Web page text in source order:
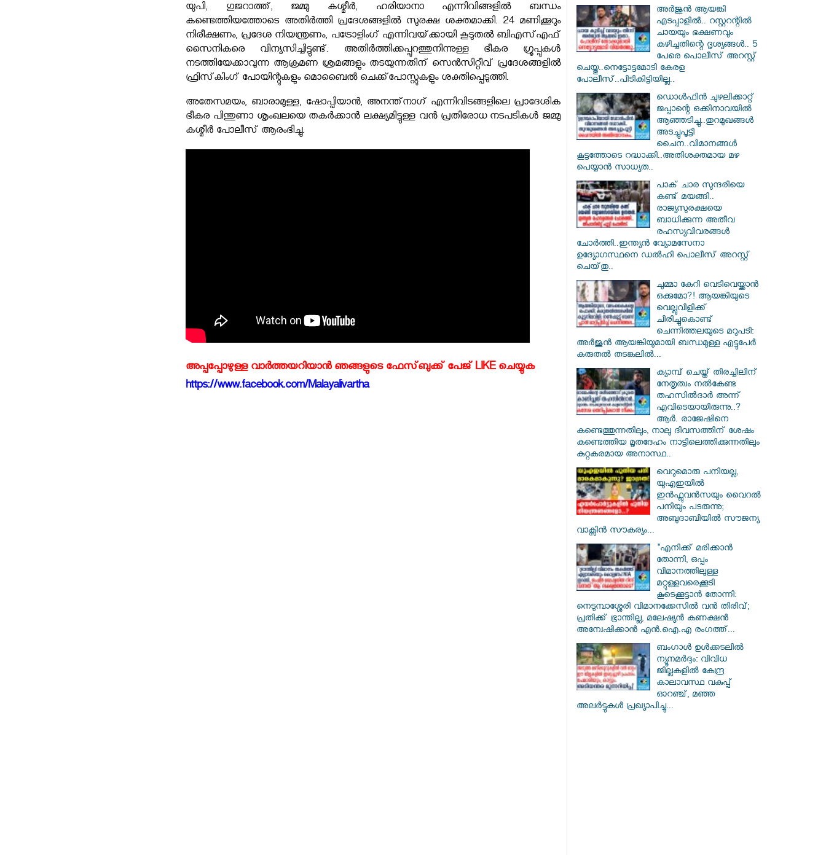
യുപി, ഗുജറാത്ത്, ജമ്മു കശ്മീർ, ഹരിയാനാ എന്നിവിങ്ങളിൽ ബന്ധം
കണ്ടെത്തിയത്തോടെ അതിർത്തി പ്രദേശങ്ങളിൽ സുരക്ഷ ശക്തമാക്കി. 24 മണിക്കൂറും
നിരീക്ഷണം, പ്രദേശ നിയന്ത്രണം, പട്രോളിംഗ് എന്നിവയ്‌ക്കായി കൂടുതൽ ബിഎസ്എഫ്
സൈനികരെ വിന്യസിച്ചിട്ടുണ്ട്. അതിർത്തിക്കപ്പുറത്തുനിന്നുള്ള ഭീകര ഗ്രൂപ്പുകൾ
നടത്തിയേക്കാവുന്ന ആക്രമണ ശ്രമങ്ങളും തടയുന്നതിന് സെൻസിറ്റീവ് പ്രദേശങ്ങളിൽ
ഫ്രിസ്‌കിംഗ് പോയിന്റുകളും മൊബൈൽ ചെക്ക്പോസ്റ്റുകളും ശക്തിപ്പെടുത്തി.
അതേസമയം, ബാരാമുള്ള, ഷോപ്പിയാൻ, അനന്ത്നാഗ് എന്നിവിടങ്ങളിലെ പ്രാദേശിക
ഭീകര പിന്തുണാ ശൃംഖലയെ തകർക്കാൻ ലക്ഷ്യമിട്ടുള്ള വൻ പ്രതിരോധ നടപടികൾ ജമ്മു
കശ്മീർ പോലീസ് ആരംഭിച്ചു.
അപ്പപ്പോഴുള്ള വാര്‍ത്തയറിയാന്‍ ഞങ്ങളുടെ ഫേസ്‌ബുക്ക്‌ പേജ് LIKE ചെയ്യുക
https://www.facebook.com/Malayalivartha
അർജുൻ ആയങ്കി
എടപ്പാളിൽ.. റസ്റ്ററന്റിൽ
ചായയും ഭക്ഷണവും
കഴിച്ചതിന്റെ ദൃശ്യങ്ങൾ.. 5
പേരെ പൊലീസ് അറസ്റ്റ്
ചെയ്തു..നെട്ടോട്ടമോടി കേരള
പോലീസ്..പിടികിട്ടിയില്ല..
ഡൊൾഫിൻ ചുഴലിക്കാറ്റ്
ജപ്പാന്റെ ഒക്കിനാവയിൽ
ആഞ്ഞടിച്ചു..തുറമുഖങ്ങൾ
അടച്ചുപൂട്ടി
ചൈന..വിമാനങ്ങൾ
കൂട്ടത്തോടെ റദ്ധാക്കി..അതിശക്തമായ മഴ
പെയ്യാൻ സാധ്യത..
പാക് ചാര സുന്ദരിയെ
കണ്ട് മയങ്ങി..
രാജ്യസുരക്ഷയെ
ബാധിക്കുന്ന അതീവ
രഹസ്യവിവരങ്ങൾ
ചോർത്തി..ഇന്ത്യൻ വ്യോമസേനാ
ഉദ്യോഗസ്ഥനെ ഡൽഹി പൊലീസ് അറസ്റ്റ്
ചെയ്‌തു..
ചുമ്മാ കേറി വെടിവെയ്ക്കാൻ
ഒക്കുമോ?! ആയങ്കിയുടെ
വെല്ലുവിളിക്ക്
ചിരിച്ചുകൊണ്ട്
ചെന്നിത്തലയുടെ മറുപടി:
അർജുൻ ആയങ്കിയുമായി ബന്ധമുള്ള എട്ടുപേർ
കരുതൽ തടങ്കലിൽ...
ക്യാമ്പ് ചെയ്ത് തിരച്ചിലിന്
നേതൃത്വം നല്‍കേണ്ട
തഹസില്‍ദാര്‍ അന്ന്
എവിടെയായിരുന്നു..?
ആര്‍. രാജേഷിനെ
കണ്ടെത്തുന്നതിലും, നാലു ദിവസത്തിന് ശേഷം
കണ്ടെത്തിയ മൃതദേഹം നാട്ടിലെത്തിക്കുന്നതിലും
കുറ്റകരമായ അനാസ്ഥ..
വെറുമൊരു പനിയല്ല,
യുഎഇയിൽ
ഇൻഫ്ലുവൻസയും വൈറൽ
പനിയും പടരുന്നു;
അബുദാബിയിൽ സൗജന്യ
വാക്സിൻ സൗകര്യം...
"എനിക്ക് മരിക്കാൻ
തോന്നി, ഒപ്പം
വിമാനത്തിലുള്ള
മറ്റുള്ളവരെക്കൂടി
കൂടെക്കൂട്ടാൻ തോന്നി:
നെടുമ്പാശ്ശേരി വിമാനക്കേസിൽ വൻ തിരിവ്;
പ്രതിക്ക് ഭ്രാന്തില്ല, മലേഷ്യൻ കണക്ഷൻ
അന്വേഷിക്കാൻ എൻ.ഐ.എ രംഗത്ത്...
ബംഗാൾ ഉൾക്കടലിൽ
ന്യൂനമർദ്ദം: വിവിധ
ജില്ലകളിൽ കേന്ദ്ര
കാലാവസ്ഥ വകുപ്പ്
ഓറഞ്ച്, മഞ്ഞ
അലർട്ടുകൾ പ്രഖ്യാപിച്ചു...